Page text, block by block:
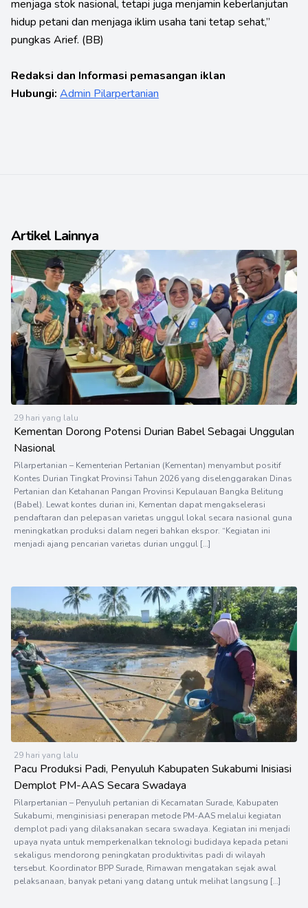
menjaga stok nasional, tetapi juga menjamin keberlanjutan
hidup petani dan menjaga iklim usaha tani tetap sehat,”
pungkas Arief. (BB)
Redaksi dan Informasi pemasangan iklan
Hubungi: Admin Pilarpertanian
Artikel Lainnya
29 hari yang lalu
Kementan Dorong Potensi Durian Babel Sebagai Unggulan
Nasional
Pilarpertanian – Kementerian Pertanian (Kementan) menyambut positif
Kontes Durian Tingkat Provinsi Tahun 2026 yang diselenggarakan Dinas
Pertanian dan Ketahanan Pangan Provinsi Kepulauan Bangka Belitung
(Babel). Lewat kontes durian ini, Kementan dapat mengakselerasi
pendaftaran dan pelepasan varietas unggul lokal secara nasional guna
meningkatkan produksi dalam negeri bahkan ekspor. “Kegiatan ini
menjadi ajang pencarian varietas durian unggul […]
29 hari yang lalu
Pacu Produksi Padi, Penyuluh Kabupaten Sukabumi Inisiasi
Demplot PM-AAS Secara Swadaya
Pilarpertanian – Penyuluh pertanian di Kecamatan Surade, Kabupaten
Sukabumi, menginisiasi penerapan metode PM-AAS melalui kegiatan
demplot padi yang dilaksanakan secara swadaya. Kegiatan ini menjadi
upaya nyata untuk memperkenalkan teknologi budidaya kepada petani
sekaligus mendorong peningkatan produktivitas padi di wilayah
tersebut. Koordinator BPP Surade, Rimawan mengatakan sejak awal
pelaksanaan, banyak petani yang datang untuk melihat langsung […]